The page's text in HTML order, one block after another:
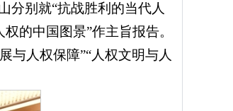
分别就“抗战胜利的当代人
的中国图景”作主旨报告。
与人权保障”“人权文明与人